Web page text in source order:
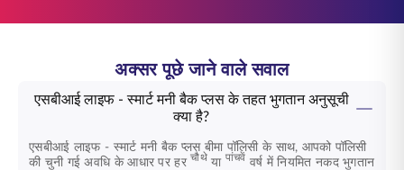
अक्सर पूछे जाने वाले सवाल
एसबीआई लाइफ - स्मार्ट मनी बैक प्लस के तहत भुगतान अनुसूची
क्या है?
एसबीआई लाइफ - स्मार्ट मनी बैक प्लस बीमा पॉलिसी के साथ, आपको पॉलिसी
की चुनी गई अवधि के आधार पर हर चौथे या पांचवें वर्ष में नियमित नकद भुगतान